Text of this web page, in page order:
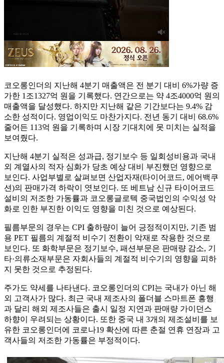
코오롱인더의 지난해 4분기 매출액은 전 분기 대비 6%가량 증
가한 1조1327억 원을 기록했다. 연간으로는 약 4조4000억 원의
매출액을 달성했다. 하지만 지난해 같은 기간보다는 9.4% 감
소한 성적이다. 영업이익도 마찬가지다. 전년 동기 대비 68.6%
줄어든 113억 원을 기록하며 시장 기대치에 못 미치는 실적을
보여줬다.
지난해 4분기 실적은 성과급, 정기보수 등 일회성비용과 국내
외 계열사의 적자 심화가 당초 예상 대비 부진했던 영향으로
보인다. 사업부별로 살펴보면 산업자재(타이어코드, 에어백쿠
션)의 판매가격 하락이 엿보인다. 또 베트남 신규 타이어코드
설비의 저조한 가동률과 코오롱글로텍 중국법인의 수익성 악
화로 인한 부진한 이익도 영향을 미친 것으로 예상된다.
필름부문의 경우는 CPI 출하량이 늘어 긍정적이지만, 기존 범
용 PET 필름의 계절적 비수기 전환이 악재로 작용한 것으로
보인다. 또 화학부문은 정기보수, 패션부문은 판매량 감소, 기
타·의류소재부문은 자회사들의 계절적 비수기의 영향을 피하
지 못한 것으로 추정된다.
주가도 약세를 나타낸다. 코오롱인더의 CPI는 국내가 아닌 해
외 고객사가 많다. 최근 국내 제조사의 폴더블 스마트폰 흥행
과 달리 해외 제조사들은 출시 일정 지연과 판매량 가이던스
하향이 우려되는 상황이다. 또한 중국 내 3개의 제조설비를 보
유한 코오롱인더에 코로나19 확산에 따른 춘절 연휴 연장과 고
객사들의 저조한 가동률은 부정적이다.